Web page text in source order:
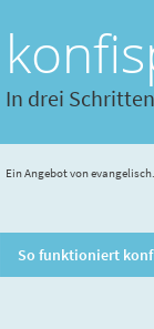
In drei
Ein Angebot von
So funktioniert